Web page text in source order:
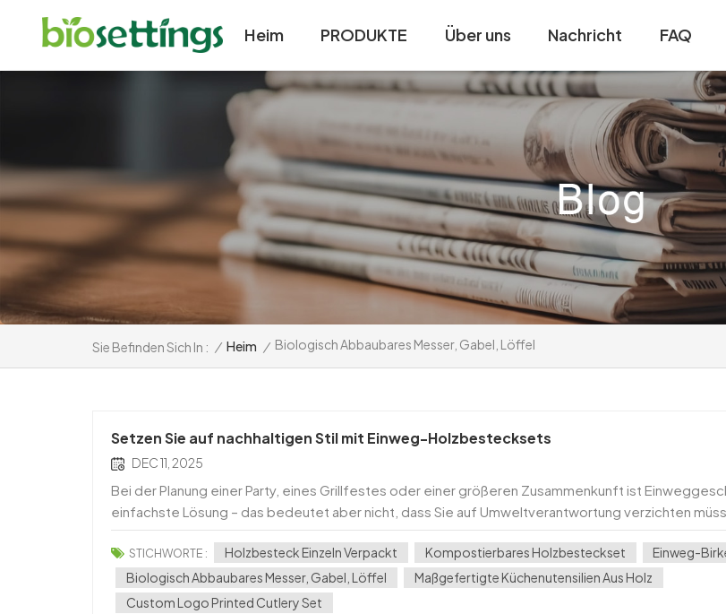
Heim PRODUKTE Über uns Nachricht FAQ
Sie Befinden Sich In : / Heim / Biologisch Abbaubares Messer, Gabel, Löffel
Setzen Sie auf nachhaltigen Stil mit Einweg-Holzbestecksets
DEC 11, 2025
Bei der Planung einer Party, eines Grillfestes oder einer größeren Zusammenkunft ist
einfachste Lösung – das bedeutet aber nicht, dass Sie auf Umweltverantwortung verzichten
Biologisch abbaubares Einwegbesteck-Set aus Holz Dieses Besteckset bietet die perfekte
STICHWORTE : Holzbesteck Einzeln Verpackt Kompostierbares Holzbesteckset
Einweg-
Biologisch Abbaubares Messer, Gabel, Löffel
Maßgefertigte Küchenutensilien Aus Holz
Custom Logo Printed Cutlery Set